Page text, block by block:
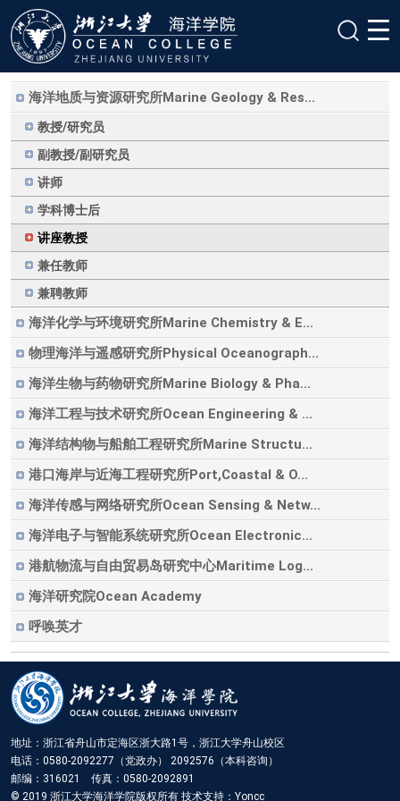
海洋地质与资源研究所Marine Geology & Res...
教授/研究员
副教授/副研究员
讲师
学科博士后
讲座教授
兼任教师
兼聘教师
海洋化学与环境研究所Marine Chemistry & E...
物理海洋与遥感研究所Physical Oceanograph...
海洋生物与药物研究所Marine Biology & Pha...
海洋工程与技术研究所Ocean Engineering & ...
海洋结构物与船舶工程研究所Marine Structu...
港口海岸与近海工程研究所Port,Coastal & O...
海洋传感与网络研究所Ocean Sensing & Netw...
海洋电子与智能系统研究所Ocean Electronic...
港航物流与自由贸易岛研究中心Maritime Log...
海洋研究院Ocean Academy
呼唤英才
地址：浙江省舟山市定海区浙大路1号，浙江大学舟山校区
电话：0580-2092277（党政办） 2092576（本科咨询）
邮编：316021 传真：0580-2092891
© 2019 浙江大学海洋学院版权所有 技术支持：Yoncc